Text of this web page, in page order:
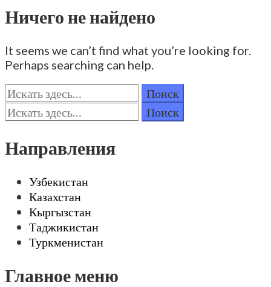
Ничего не найдено
It seems we can’t find what you’re looking for.
Perhaps searching can help.
Поиск:
Поиск:
Направления
Узбекистан
Казахстан
Кыргызстан
Таджикистан
Туркменистан
Главное меню